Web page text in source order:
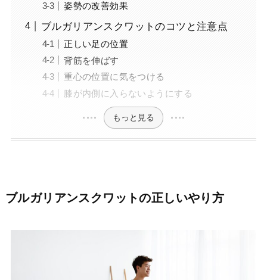
姿勢の改善効果
ブルガリアンスクワットのコツと注意点
正しい足の位置
背筋を伸ばす
重心の位置に気をつける
膝が内側に入らないようにする
もっと見る
ブルガリアンスクワットの正しいやり方